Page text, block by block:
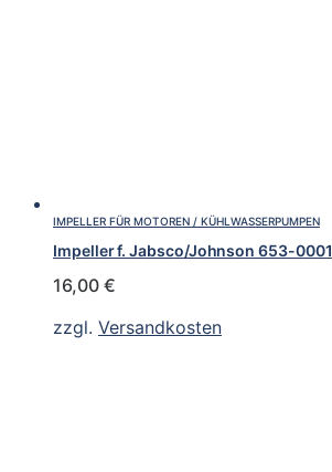
IMPELLER FÜR MOTOREN / KÜHLWASSERPUMPEN
Impeller f. Jabsco/Johnson 653-0001
16,00 €
zzgl. Versandkosten